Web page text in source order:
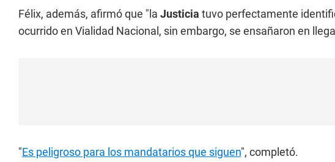
Félix, además, afirmó que "la Justicia tuvo perfectamente
ocurrido en Vialidad Nacional, sin embargo, se ensañaron en
"Es peligroso para los mandatarios que siguen", completó.